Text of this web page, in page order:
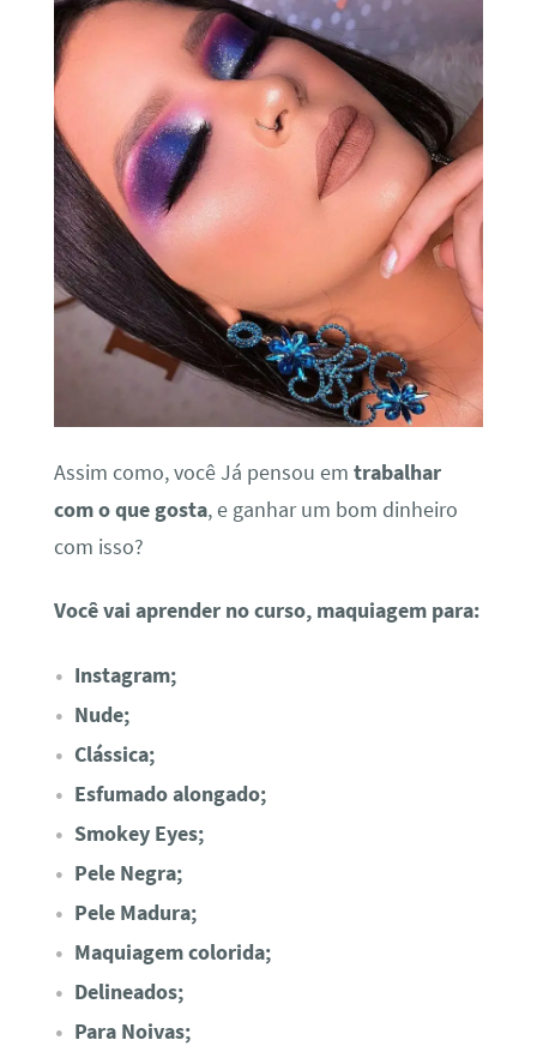
Assim como, você Já pensou em trabalhar
com o que gosta, e ganhar um bom dinheiro
com isso?
Você vai aprender no curso, maquiagem para:
Instagram;
Nude;
Clássica;
Esfumado alongado;
Smokey Eyes;
Pele Negra;
Pele Madura;
Maquiagem colorida;
Delineados;
Para Noivas;